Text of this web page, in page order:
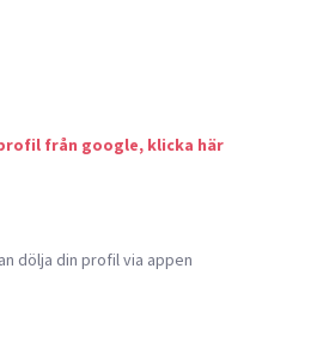
från google, klicka här
dölja din profil via appen